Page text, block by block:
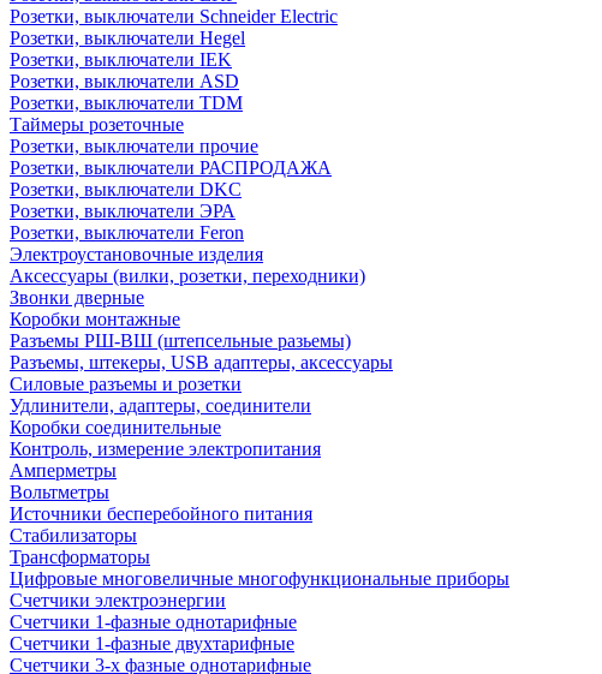
Розетки, выключатели Schneider Electric
Розетки, выключатели Hegel
Розетки, выключатели IEK
Розетки, выключатели ASD
Розетки, выключатели TDM
Таймеры розеточные
Розетки, выключатели прочие
Розетки, выключатели РАСПРОДАЖА
Розетки, выключатели DKC
Розетки, выключатели ЭРА
Розетки, выключатели Feron
Электроустановочные изделия
Аксессуары (вилки, розетки, переходники)
Звонки дверные
Коробки монтажные
Разъемы РШ-ВШ (штепсельные разьемы)
Разъемы, штекеры, USB адаптеры, аксессуары
Силовые разъемы и розетки
Удлинители, адаптеры, соединители
Коробки соединительные
Контроль, измерение электропитания
Амперметры
Вольтметры
Источники бесперебойного питания
Стабилизаторы
Трансформаторы
Цифровые многовеличные многофункциональные приборы
Счетчики электроэнергии
Счетчики 1-фазные однотарифные
Счетчики 1-фазные двухтарифные
Счетчики 3-х фазные однотарифные